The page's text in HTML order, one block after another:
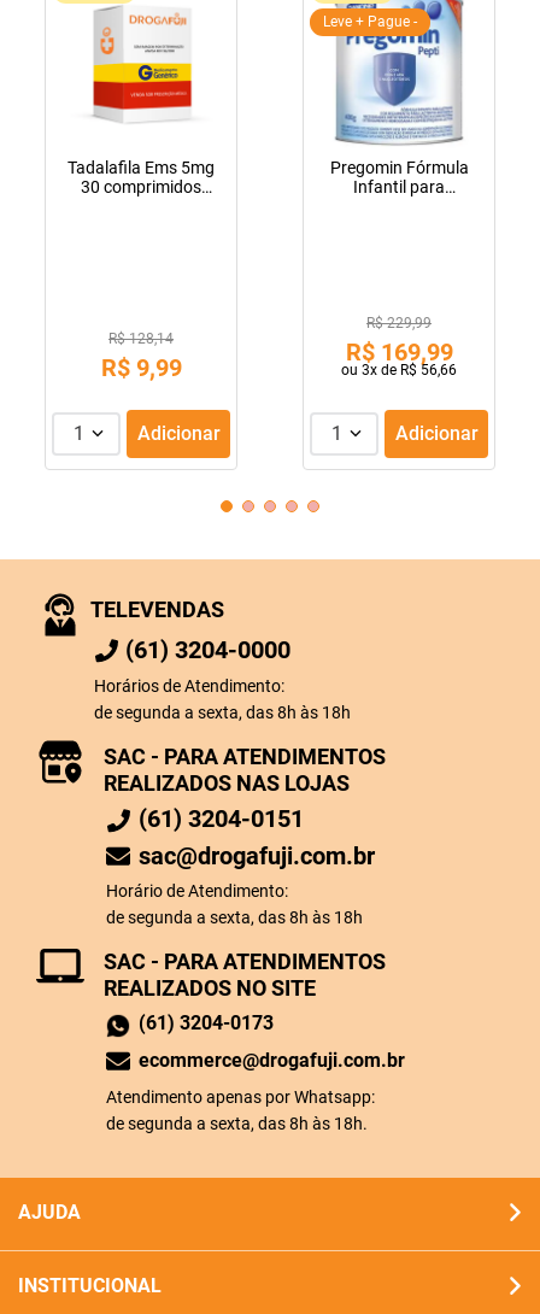
Tadalafila Ems 5mg
30 comprimidos
R$ 128,14
R$ 9,99
1 Adicionar
Leve + Pague -
Pregomin Fórmula
Infantil para
R$ 229,99
R$ 169,99
ou 3x de R$ 56,66
1 Adicionar
TELEVENDAS
(61) 3204-0000
Horários de Atendimento:
de segunda a sexta, das 8h às 18h
SAC - PARA ATENDIMENTOS
REALIZADOS NO SITE
(61) 3204-0173
ecommerce@drogafuji.com.br
Atendimento apenas por Whatsapp:
de segunda a sexta, das 8h às 18h.
SAC - PARA ATENDIMENTOS
REALIZADOS NAS LOJAS
(61) 3204-0151
sac@drogafuji.com.br
Horário de Atendimento:
de segunda a sexta, das 8h às 18h
AJUDA
INSTITUCIONAL